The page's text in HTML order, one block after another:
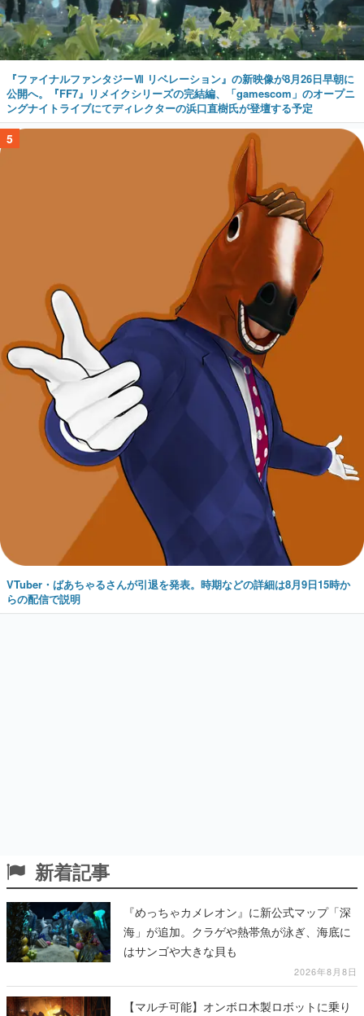
『ファイナルファンタジーⅦ リベレーション』の新映像が8月26日早朝に
公開へ。『FF7』リメイクシリーズの完結編、「gamescom」のオープニ
ングナイトライブにてディレクターの浜口直樹氏が登壇する予定
5
VTuber・ばあちゃるさんが引退を発表。時期などの詳細は8月9日15時か
らの配信で説明
新着記事
『めっちゃカメレオン』に新公式マップ「深
海」が追加。クラゲや熱帯魚が泳ぎ、海底に
はサンゴや大きな貝も
2026年8月8日
【マルチ可能】オンボロ木製ロボットに乗り